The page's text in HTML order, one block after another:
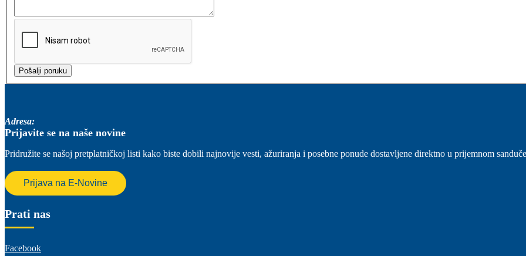
Adresa:
Prijavite se na naše novine
Pridružite se našoj pretplatničkoj listi kako biste dobili najnovije vesti, ažuriranja i posebne ponude dostavljene direktno u prijemnom
Prijava na E-Novine
Prati nas
Facebook